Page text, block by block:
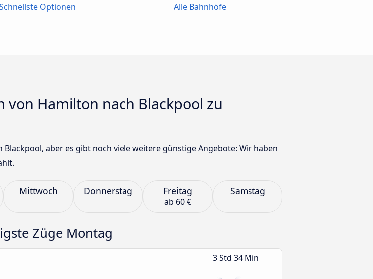
Schnellste Optionen Alle Bahnhöfe
von Hamilton nach Blackpool zu
aber es gibt noch viele weitere günstige Angebote: Wir haben
Mittwoch Donnerstag Freitag
ab 60 €
Samstag
Züge Montag
3 Std 34 Min